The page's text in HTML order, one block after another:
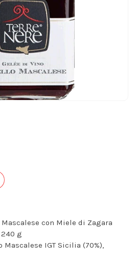
con Miele di Zagara
g
IGT Sicilia (70%),